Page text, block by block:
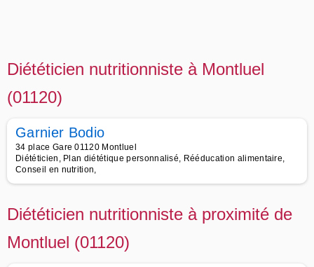
Diététicien nutritionniste à Montluel
(01120)
Garnier Bodio
34 place Gare 01120 Montluel
Diététicien, Plan diététique personnalisé, Rééducation alimentaire,
Conseil en nutrition,
Diététicien nutritionniste à proximité de
Montluel (01120)